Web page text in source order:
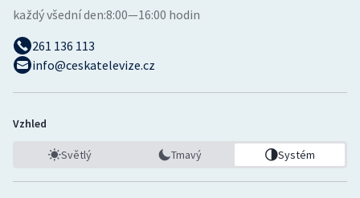
každý všední den:8:00—16:00 hodin
261 136 113
info@ceskatelevize.cz
Vzhled
Světlý Tmavý Systém